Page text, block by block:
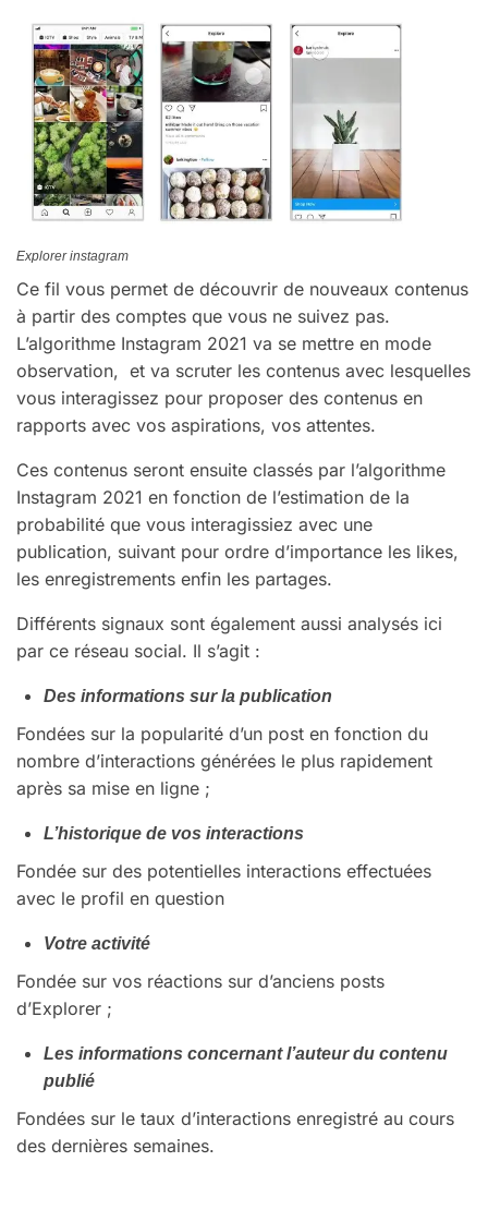
Explorer instagram
Ce fil vous permet de découvrir de nouveaux contenus
à partir des comptes que vous ne suivez pas.
L’algorithme Instagram 2021 va se mettre en mode
observation, et va scruter les contenus avec lesquelles
vous interagissez pour proposer des contenus en
rapports avec vos aspirations, vos attentes.
Ces contenus seront ensuite classés par l’algorithme
Instagram 2021 en fonction de l’estimation de la
probabilité que vous interagissiez avec une
publication, suivant pour ordre d’importance les likes,
les enregistrements enfin les partages.
Différents signaux sont également aussi analysés ici
par ce réseau social. Il s’agit :
Des informations sur la publication
Fondées sur la popularité d’un post en fonction du
nombre d’interactions générées le plus rapidement
après sa mise en ligne ;
L’historique de vos interactions
Fondée sur des potentielles interactions effectuées
avec le profil en question
Votre activité
Fondée sur vos réactions sur d’anciens posts
d’Explorer ;
Les informations concernant l’auteur du contenu
publié
Fondées sur le taux d’interactions enregistré au cours
des dernières semaines.